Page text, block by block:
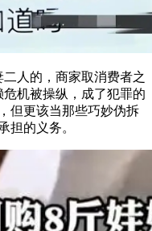
人的，商家取消费者之
机被操纵，成了犯罪的
但更该当那些巧妙伪拆
担的义务。